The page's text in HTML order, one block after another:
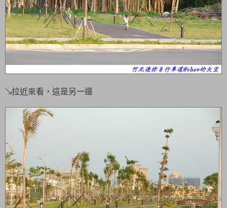
↘拉近來看，這是另一邊